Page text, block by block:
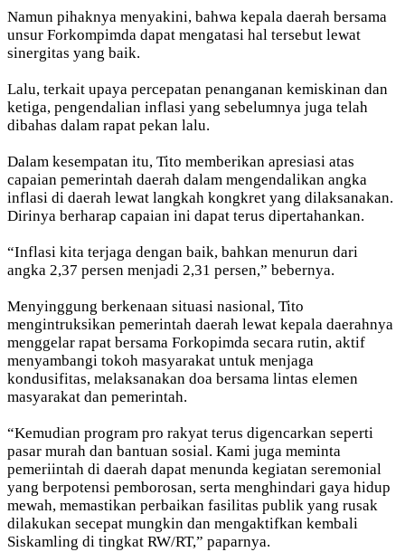
Namun pihaknya menyakini, bahwa kepala daerah bersama
unsur Forkompimda dapat mengatasi hal tersebut lewat
sinergitas yang baik.
Lalu, terkait upaya percepatan penanganan kemiskinan dan
ketiga, pengendalian inflasi yang sebelumnya juga telah
dibahas dalam rapat pekan lalu.
Dalam kesempatan itu, Tito memberikan apresiasi atas
capaian pemerintah daerah dalam mengendalikan angka
inflasi di daerah lewat langkah kongkret yang dilaksanakan.
Dirinya berharap capaian ini dapat terus dipertahankan.
“Inflasi kita terjaga dengan baik, bahkan menurun dari
angka 2,37 persen menjadi 2,31 persen,” bebernya.
Menyinggung berkenaan situasi nasional, Tito
mengintruksikan pemerintah daerah lewat kepala daerahnya
menggelar rapat bersama Forkopimda secara rutin, aktif
menyambangi tokoh masyarakat untuk menjaga
kondusifitas, melaksanakan doa bersama lintas elemen
masyarakat dan pemerintah.
“Kemudian program pro rakyat terus digencarkan seperti
pasar murah dan bantuan sosial. Kami juga meminta
pemeriintah di daerah dapat menunda kegiatan seremonial
yang berpotensi pemborosan, serta menghindari gaya hidup
mewah, memastikan perbaikan fasilitas publik yang rusak
dilakukan secepat mungkin dan mengaktifkan kembali
Siskamling di tingkat RW/RT,” paparnya.